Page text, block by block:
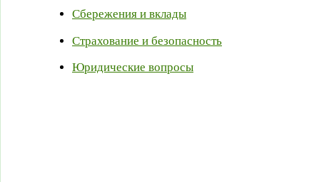
Сбережения и вклады
Страхование и безопасность
Юридические вопросы